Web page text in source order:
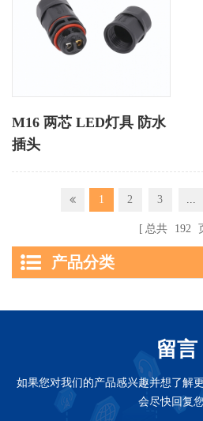
M16 两芯 LED灯具 防水
插头
1 2 3 ...
总共 192
产品分类
留言
如果您对我们的产品感兴趣并想了解
会尽快回复